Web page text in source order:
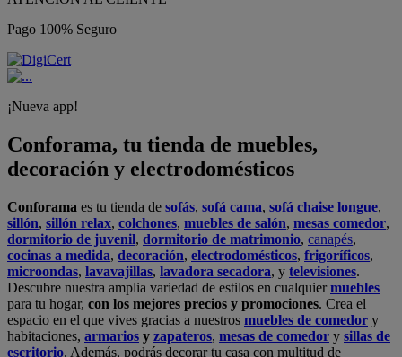
Pago 100% Seguro
¡Nueva app!
Conforama, tu tienda de muebles,
decoración y electrodomésticos
Conforama es tu tienda de sofás, sofá cama, sofá chaise longue,
sillón, sillón relax, colchones, muebles de salón, mesas comedor,
dormitorio de juvenil, dormitorio de matrimonio, canapés,
cocinas a medida, decoración, electrodomésticos, frigoríficos,
microondas, lavavajillas, lavadora secadora, y televisiones.
Descubre nuestra amplia variedad de estilos en cualquiermuebles
para tu hogar, con los mejores precios y promociones. Crea el
espacio en el que vives gracias a nuestros muebles de comedor y
habitaciones, armarios y zapateros, mesas de comedor y sillas de
escritorio. Además, podrás decorar tu casa con multitud de